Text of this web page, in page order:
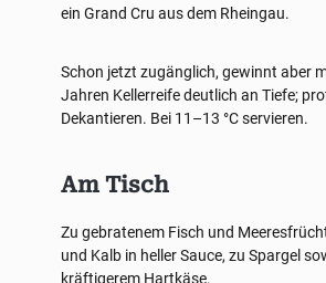
ein Grand Cru aus dem Rheingau.
Schon jetzt zugänglich, gewinnt aber
Jahren Kellerreife deutlich an Tiefe;
Dekantieren. Bei 11–13 °C servieren.
Am Tisch
Zu gebratenem Fisch und
und Kalb in heller Sauce, zu Spargel
kräftigerem Hartkäse.